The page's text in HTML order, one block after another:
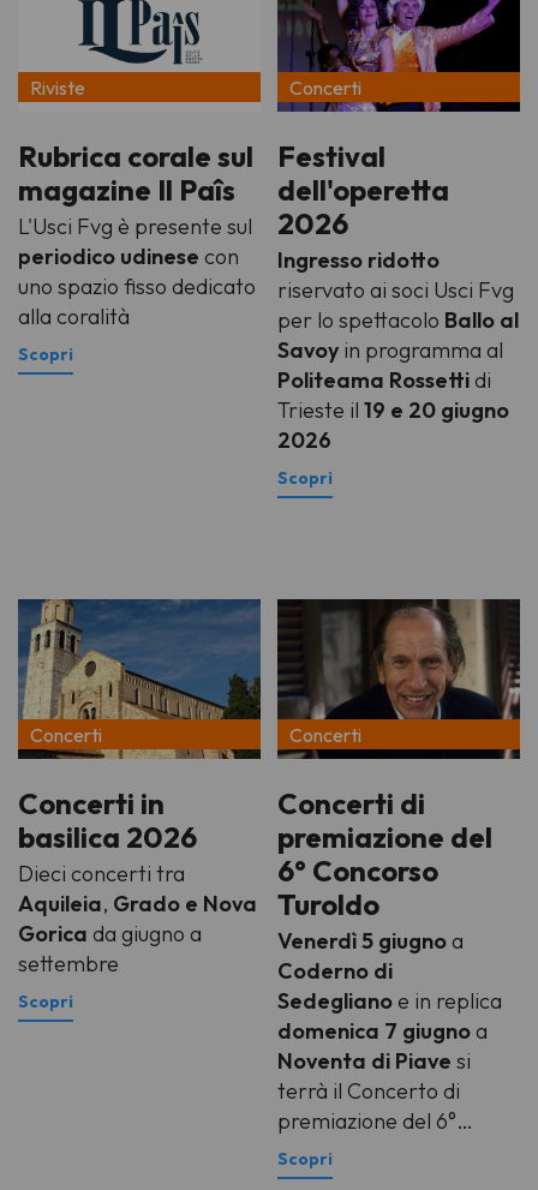
Rubrica corale sul
magazine Il Paîs
L'Usci Fvg è presente sul
periodico udinese con
uno spazio fisso dedicato
alla coralità
Riviste
Festival
dell'operetta
2026
Ingresso ridotto
riservato ai soci Usci Fvg
per lo spettacolo Ballo al
Savoy in programma al
Politeama Rossettidi
Trieste il 19 e 20 giugno
2026
Concerti
Concerti in
basilica 2026
Dieci concerti tra
Aquileia, Grado e Nova
Gorica da giugno a
settembre
Concerti
Concerti di
premiazione del
6° Concorso
Turoldo
Venerdì 5 giugnoa
Coderno di
Sedeglianoe in replica
domenica 7 giugnoa
Noventa di Piave si
terrà il Concerto di
premiazione del 6°
Concorso internazionale
di composizione su testi
Concerti